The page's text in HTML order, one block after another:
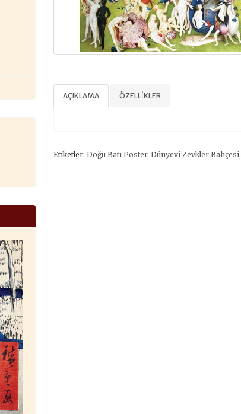
AÇIKLAMA ÖZELLIKLER
Etiketler: Doğu Batı Poster, Dünyevî Zevkler Bahçesi,